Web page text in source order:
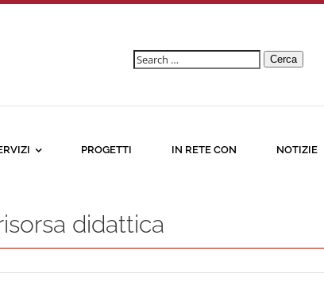
Ricerca
Cerca
PROGETTI IN RETE CON NOTIZIE
didattica